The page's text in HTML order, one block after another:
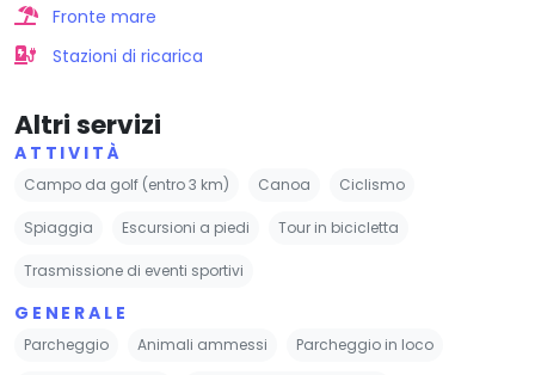
Fronte mare
Stazioni di ricarica
Altri servizi
ATTIVITÀ
Campo da golf (entro 3 km) Canoa Ciclismo
Spiaggia Escursioni a piedi Tour in bicicletta
Trasmissione di eventi sportivi
GENERALE
Parcheggio Animali ammessi Parcheggio in loco